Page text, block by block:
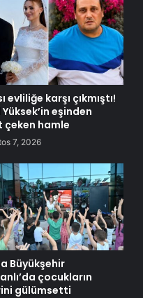
evliliğe karşı çıkmıştı!
eşinden
çeken hamle
7, 2026
Büyükşehir
çocukların
gülümsetti